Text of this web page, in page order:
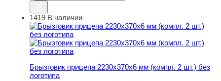
Брызговик прицепа 2230х370х6 мм (компл. 2 шт.) без
1419 В наличии
Брызговик прицепа 2230х370х6 мм (компл. 2 шт.) без
логотипа